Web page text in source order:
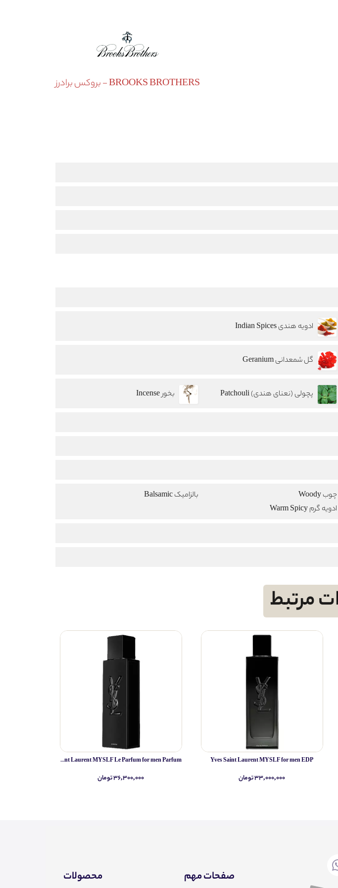
BROOKS BROTHERS - بروکس برادرز
ادویه هندی Indian Spices
گل شمعدانی Geranium
پچولی (نعنای هندی) Patchouli بخور Incense
چوب Woody
بالزامیک Balsamic
ادویه گرم Warm Spicy
مرتبط
Yves Saint Laurent MYSLF for men EDP
۳۳,۰۰۰,۰۰۰ تومان
Yves Saint Laurent MYSLF Le Parfum for men Parfum
۳۶,۳۰۰,۰۰۰ تومان
صفحات مهم محصولات